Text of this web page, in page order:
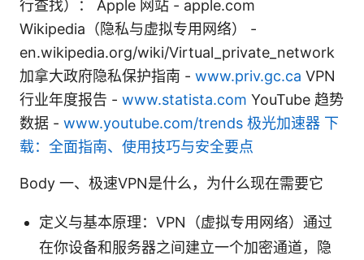
行查找）： Apple 网站 - apple.com
Wikipedia（隐私与虚拟专用网络） -
en.wikipedia.org/wiki/Virtual_private_network
加拿大政府隐私保护指南 - www.priv.gc.ca VPN
行业年度报告 - www.statista.com YouTube 趋势
数据 - www.youtube.com/trends 极光加速器 下
载：全面指南、使用技巧与安全要点
Body 一、极速VPN是什么，为什么现在需要它
定义与基本原理：VPN（虚拟专用网络）通过
在你设备和服务器之间建立一个加密通道，隐